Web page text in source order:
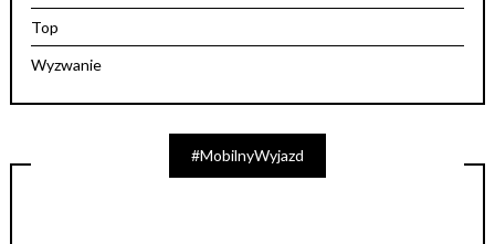
Top
Wyzwanie
#MobilnyWyjazd